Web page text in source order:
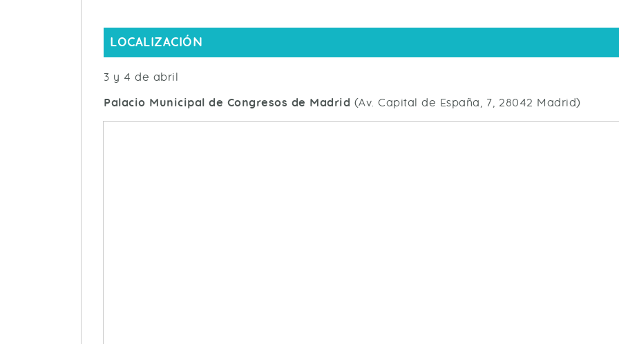
LOCALIZACIÓN
3 y 4 de abril
Palacio Municipal de Congresos de Madrid (Av. Capital de España, 7, 28042 Madrid)